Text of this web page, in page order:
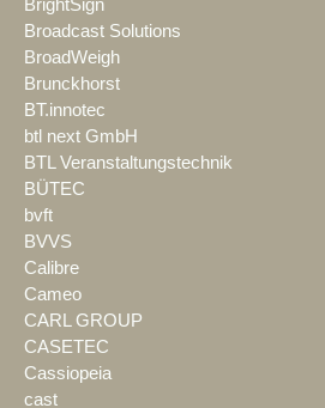
BrightSign
Broadcast Solutions
BroadWeigh
Brunckhorst
BT.innotec
btl next GmbH
BTL Veranstaltungstechnik
BÜTEC
bvft
BVVS
Calibre
Cameo
CARL GROUP
CASETEC
Cassiopeia
cast